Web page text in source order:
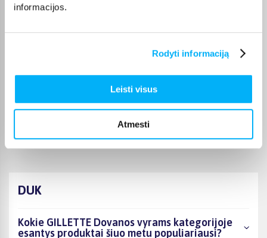
informacijos.
Rodyti informaciją
Leisti visus
Atmesti
edmundas v.
DUK
Kokie GILLETTE Dovanos vyrams kategorijoje
esantys produktai šiuo metu populiariausi?